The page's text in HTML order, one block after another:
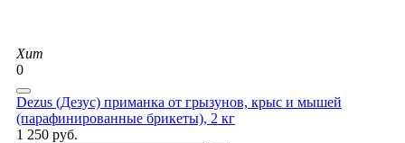
Хит
0
Dezus (Дезус) приманка от грызунов, крыс и мышей
(парафинированные брикеты), 2 кг
1 250 руб.